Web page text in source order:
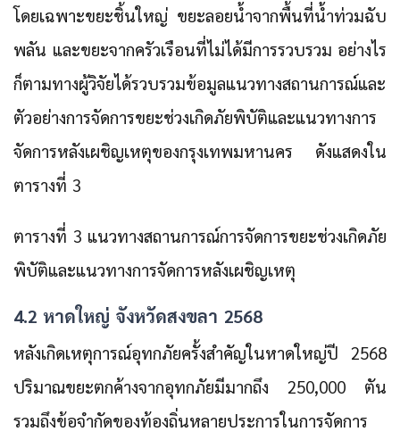
โดยเฉพาะขยะชิ้นใหญ่ ขยะลอยน้ำจากพื้นที่น้ำท่วมฉับ
พลัน และขยะจากครัวเรือนที่ไม่ได้มีการรวบรวม อย่างไร
ก็ตามทางผู้วิจัยได้รวบรวมข้อมูลแนวทางสถานการณ์และ
ตัวอย่างการจัดการขยะช่วงเกิดภัยพิบัติและแนวทางการ
จัดการหลังเผชิญเหตุของกรุงเทพมหานคร ดังแสดงใน
ตารางที่ 3
ตารางที่ 3 แนวทางสถานการณ์การจัดการขยะช่วงเกิดภัย
พิบัติและแนวทางการจัดการหลังเผชิญเหตุ
4.2 หาดใหญ่ จังหวัดสงขลา 2568
หลังเกิดเหตุการณ์อุทกภัยครั้งสำคัญในหาดใหญ่ปี 2568
ปริมาณขยะตกค้างจากอุทกภัยมีมากถึง 250,000 ตัน
รวมถึงข้อจำกัดของท้องถิ่นหลายประการในการจัดการ